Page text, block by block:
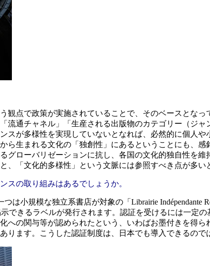
点で政策が実施されていることで、そのベースとなっ
流通チャネル」「生産される出版物のカテゴリー（ジ
が多様性を実現していないとなれば、必然的に個人
生まれる文化の「独創性」にあるということにも、感
ローバリゼーションに抗し、各国の文化的独自性を
「文化的多様性」という文脈には参照すべき点が多い
の取り組みはあるでしょうか。
は小規模な独立系書店が対象の「Librairie Indépendante
できるラベルが発行されます。認証を受けるには一定
の関与等が認められたという、いわばお墨付きを得
ます。こうした認証制度は、日本でも導入できるので